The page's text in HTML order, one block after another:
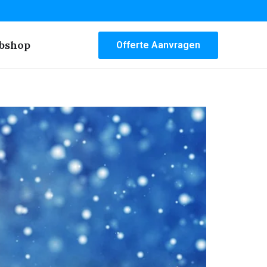
Offerte Aanvragen